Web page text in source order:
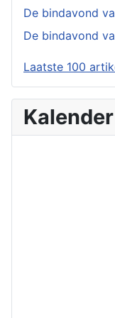
De bindavond
De bindavond
Laatste 100
Kalender